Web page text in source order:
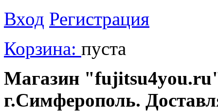
Вход Регистрация
Корзина: пуста
Магазин
г.Симферополь.